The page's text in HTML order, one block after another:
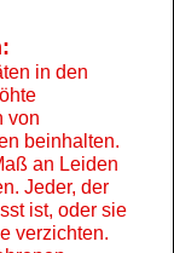
in den
von
beinhalten.
an Leiden
Jeder, der
ist, oder sie
verzichten.